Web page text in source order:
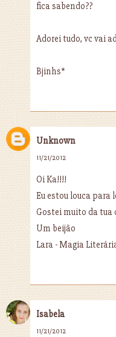
fica sabendo??
Adorei tudo, vc vai
Bjinhs*
Unknown
11/21/2012
Oi Ka!!!!
Eu estou louca para
Gostei muito da tua
Um beijão
Lara - Magia
Isabela
11/21/2012